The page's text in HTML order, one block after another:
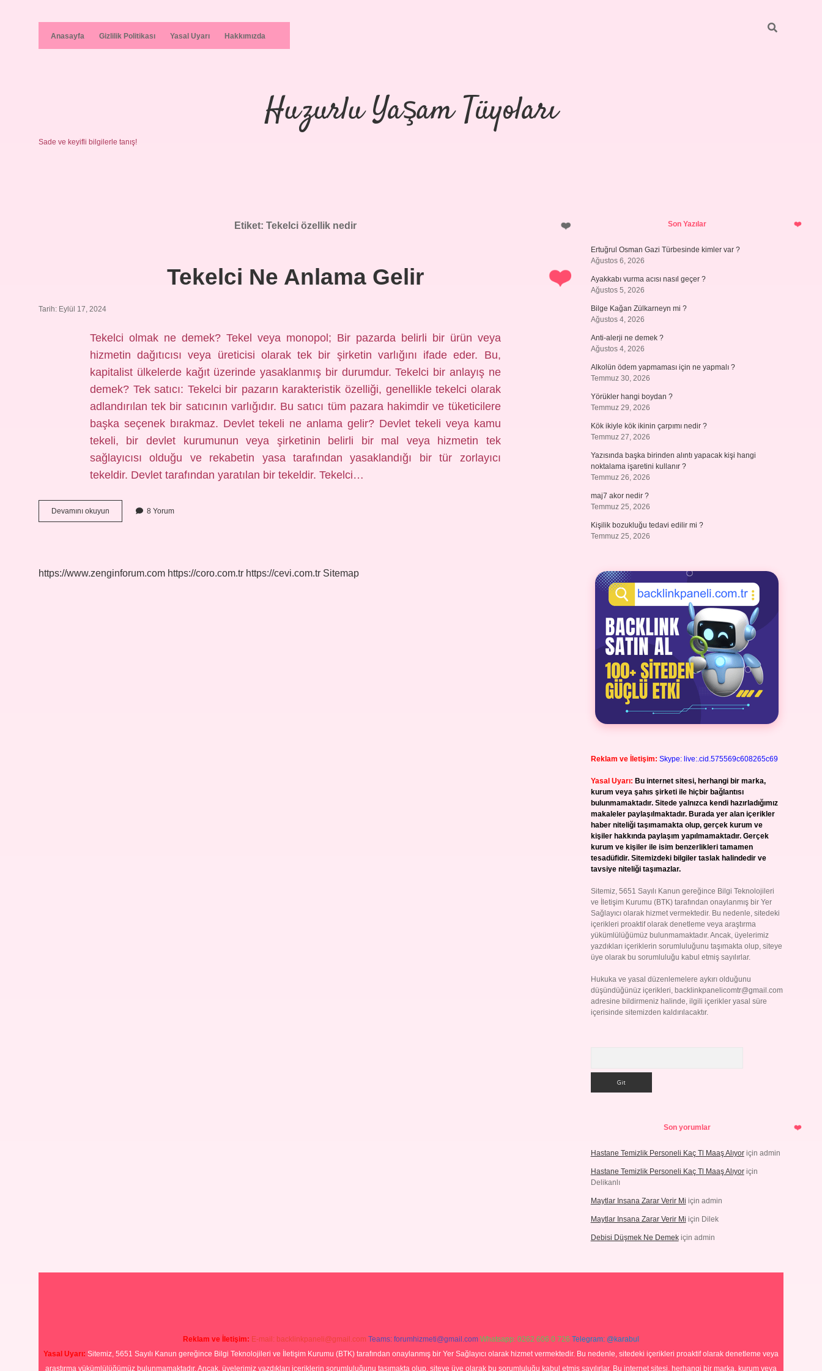
Anasayfa Gizlilik Politikası Yasal Uyarı Hakkımızda
Huzurlu Yaşam Tüyoları
Sade ve keyifli bilgilerle tanış!
Etiket: Tekelci özellik nedir
Tekelci Ne Anlama Gelir
Tarih: Eylül 17, 2024
Tekelci olmak ne demek? Tekel veya monopol; Bir pazarda belirli bir ürün veya
hizmetin dağıtıcısı veya üreticisi olarak tek bir şirketin varlığını ifade eder. Bu,
kapitalist ülkelerde kağıt üzerinde yasaklanmış bir durumdur. Tekelci bir anlayış ne
demek? Tek satıcı: Tekelci bir pazarın karakteristik özelliği, genellikle tekelci olarak
adlandırılan tek bir satıcının varlığıdır. Bu satıcı tüm pazara hakimdir ve tüketicilere
başka seçenek bırakmaz. Devlet tekeli ne anlama gelir? Devlet tekeli veya kamu
tekeli, bir devlet kurumunun veya şirketinin belirli bir mal veya hizmetin tek
sağlayıcısı olduğu ve rekabetin yasa tarafından yasaklandığı bir tür zorlayıcı
tekeldir. Devlet tarafından yaratılan bir tekeldir. Tekelci…
Devamını okuyun
Ne
8 Yorum
https://www.zenginforum.com https://coro.com.tr https://cevi.com.tr Sitemap
SidebarSon Yazılar
Ertuğrul Osman Gazi Türbesinde kimler var ?
Ağustos 6, 2026
Ayakkabı vurma acısı nasıl geçer ?
Ağustos 5, 2026
Bilge Kağan Zülkarneyn mi ?
Ağustos 4, 2026
Anti-alerji ne demek ?
Ağustos 4, 2026
Alkolün ödem yapmaması için ne yapmalı ?
Temmuz 30, 2026
Yörükler hangi boydan ?
Temmuz 29, 2026
Kök ikiyle kök ikinin çarpımı nedir ?
Temmuz 27, 2026
Yazısında başka birinden alıntı yapacak kişi hangi
noktalama işaretini kullanır ?
Temmuz 26, 2026
maj7 akor nedir ?
Temmuz 25, 2026
Kişilik bozukluğu tedavi edilir mi ?
Temmuz 25, 2026
Reklam ve İletişim: Skype: live:.cid.575569c608265c69
Yasal Uyarı: Bu internet sitesi, herhangi bir marka,
kurum veya şahıs şirketi ile hiçbir bağlantısı
bulunmamaktadır. Sitede yalnızca kendi hazırladığımız
makaleler paylaşılmaktadır. Burada yer alan içerikler
haber niteliği taşımamakta olup, gerçek kurum ve
kişiler hakkında paylaşım yapılmamaktadır. Gerçek
kurum ve kişiler ile isim benzerlikleri tamamen
tesadüfidir. Sitemizdeki bilgiler taslak halindedir ve
tavsiye niteliği taşımazlar.
Sitemiz, 5651 Sayılı Kanun gereğince Bilgi Teknolojileri
ve İletişim Kurumu (BTK) tarafından onaylanmış bir Yer
Sağlayıcı olarak hizmet vermektedir. Bu nedenle, sitedeki
içerikleri proaktif olarak denetleme veya araştırma
yükümlülüğümüz bulunmamaktadır. Ancak, üyelerimiz
yazdıkları içeriklerin sorumluluğunu taşımakta olup, siteye
üye olarak bu sorumluluğu kabul etmiş sayılırlar.
Hukuka ve yasal düzenlemelere aykırı olduğunu
düşündüğünüz içerikleri, backlinkpanelicomtr@gmail.com
adresine bildirmeniz halinde, ilgili içerikler yasal süre
içerisinde sitemizden kaldırılacaktır.
Son yorumlar
Hastane Temizlik Personeli Kaç Tl Maaş Alıyoriçin admin
Hastane Temizlik Personeli Kaç Tl Maaş Alıyoriçin
Delikanlı
Maytlar Insana Zarar Verir Mi için admin
Maytlar Insana Zarar Verir Mi için Dilek
Debisi Düşmek Ne Demekiçin admin
Reklam ve İletişim: E-mail: backlinkpaneli@gmail.com Teams: forumhizmeti@gmail.com Whatsapp: 0262 606 0 726 Telegram: @karabul
Yasal Uyarı: Sitemiz, 5651 Sayılı Kanun gereğince Bilgi Teknolojileri ve İletişim Kurumu (BTK) tarafından onaylanmış bir Yer Sağlayıcı olarak hizmet vermektedir. Bu nedenle, sitedeki içerikleri proaktif olarak denetleme veya
araştırma yükümlülüğümüz bulunmamaktadır. Ancak, üyelerimiz yazdıkları içeriklerin sorumluluğunu taşımakta olup, siteye üye olarak bu sorumluluğu kabul etmiş sayılırlar. Bu internet sitesi, herhangi bir marka, kurum veya